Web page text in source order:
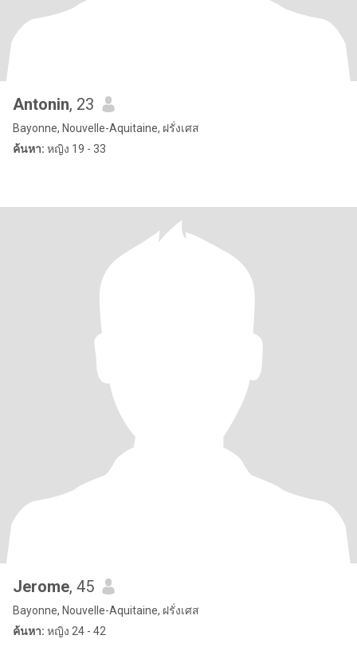
Antonin, 23
Bayonne, Nouvelle-Aquitaine, ฝรั่งเศส
ค้นหา: หญิง 19 - 33
Jerome, 45
Bayonne, Nouvelle-Aquitaine, ฝรั่งเศส
ค้นหา: หญิง 24 - 42